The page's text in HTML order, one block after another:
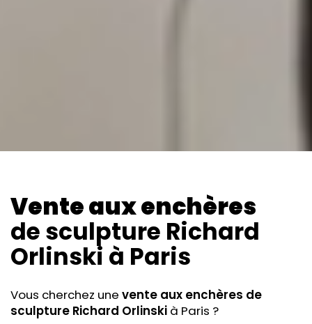
Vente aux enchères
de sculpture Richard
Orlinski à Paris
Vous cherchez une vente aux enchères de
sculpture Richard Orlinski à Paris ?